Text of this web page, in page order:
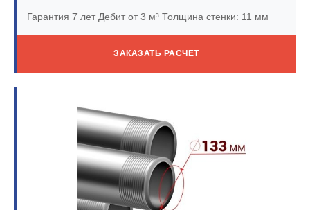
Гарантия 7 летДебит от 3 м³ Толщина стенки: 11 мм
ЗАКАЗАТЬ РАСЧЕТ